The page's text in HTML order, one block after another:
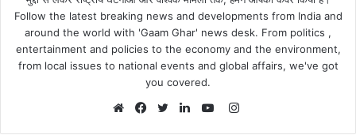
Follow the latest breaking news and developments from India and
around the world with 'Gaam Ghar' news desk. From politics ,
entertainment and policies to the economy and the environment,
from local issues to national events and global affairs, we've got
you covered.
Instagram